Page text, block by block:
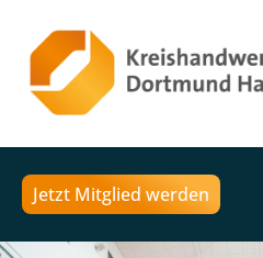
Jetzt Mitglied werden